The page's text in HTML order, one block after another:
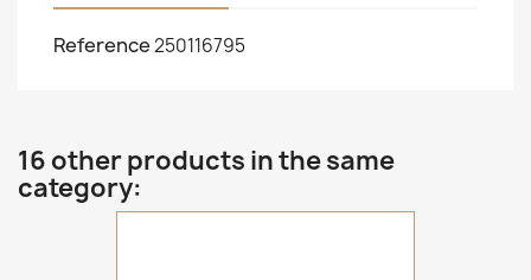
Reference250116795
16 other products in the same
category: